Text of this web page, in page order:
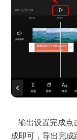
输出设置完成点
成即可，导出完成